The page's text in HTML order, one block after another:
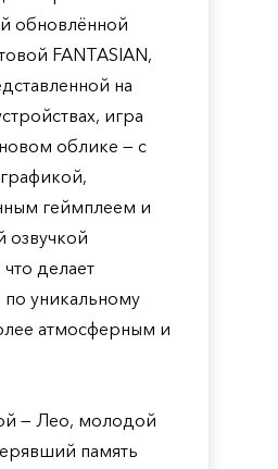
обновлённой
FANTASIAN,
на
игра
облике — с
геймплеем и
озвучкой
делает
по уникальному
атмосферным и
— Лео, молодой
память